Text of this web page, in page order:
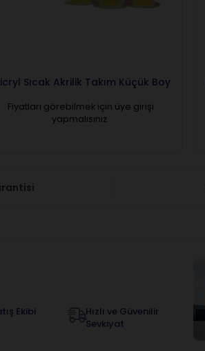
Sıcak Akrilik Takım Küçük Boy
Fiyatları görebilmek için üye girişi
yapmalısınız.
Ekibi
Hızlı ve Güvenilir
Sevkiyat